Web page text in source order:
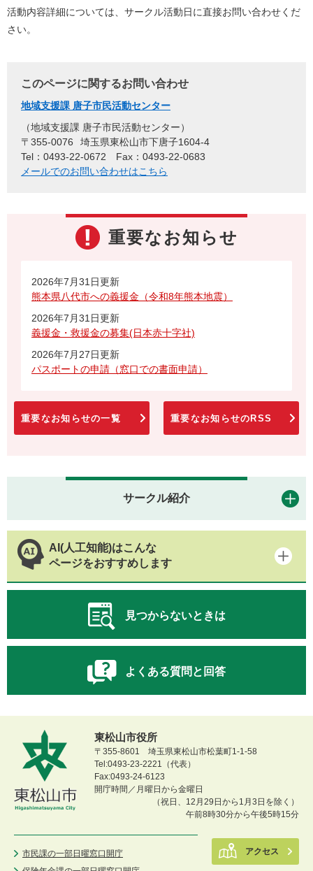
活動内容詳細については、サークル活動日に直接お問い合わせくだ
さい。
このページに関するお問い合わせ
地域支援課 唐子市民活動センター
地域支援課 唐子市民活動センター
〒355-0076
埼玉県東松山市下唐子1604-4
Tel：0493-22-0672
Fax：0493-22-0683
メールでのお問い合わせはこちら
重要なお知らせ
2026年7月31日更新
熊本県八代市への義援金（令和8年熊本地震）
2026年7月31日更新
義援金・救援金の募集(日本赤十字社)
2026年7月27日更新
パスポートの申請（窓口での書面申請）
重要なお知らせの一覧 重要なお知らせのRSS
サークル紹介
AI(人工知能)はこんな
ページをおすすめします
見つからないときは
よくある質問と回答
東松山市役所
〒355-8601 埼玉県東松山市松葉町1-1-58
Tel:0493-23-2221（代表）
Fax:0493-24-6123
開庁時間／月曜日から金曜日
（祝日、12月29日から1月3日を除く）
午前8時30分から午後5時15分
市民課の一部日曜窓口開庁
アクセス